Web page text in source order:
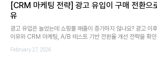
[CRM 마케팅 전략] 광고 유입이 구매 전환으
유
광고 유입은 늘었는데 쇼핑몰 매출이 증가하지 않나요? 광고 이
이유와 CRM 마케팅, A/B 테스트 기반 전환율 개선 전략을 확인
February 27, 2026